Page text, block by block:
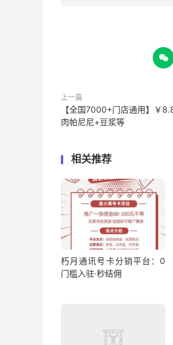

上一篇
【全国7000+门店通用】￥
肉帕尼尼+豆浆等
相关推荐
朽月通讯号卡分销平台：0
门槛入驻·秒结佣